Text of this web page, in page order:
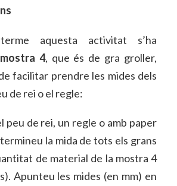
aquesta activitat s’ha
mostra 4, que és de gra groller,
facilitar prendre les mides dels
de rei o el regle:
peu de rei, un regle o amb paper
la mida de tots els grans
de material de la mostra 4
Apunteu les mides (en mm) en